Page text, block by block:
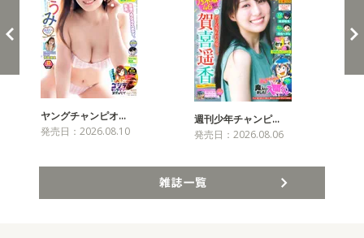
ヤングチャンピオ…
発売日：2026.08.10
週刊少年チャンピ…
発売日：2026.08.06